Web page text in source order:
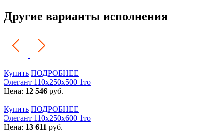
Другие варианты исполнения
Купить ПОДРОБНЕЕ
Элегант 110x250x500 1то
Цена: 12 546 руб.
Купить ПОДРОБНЕЕ
Элегант 110x250x600 1то
Цена: 13 611 руб.